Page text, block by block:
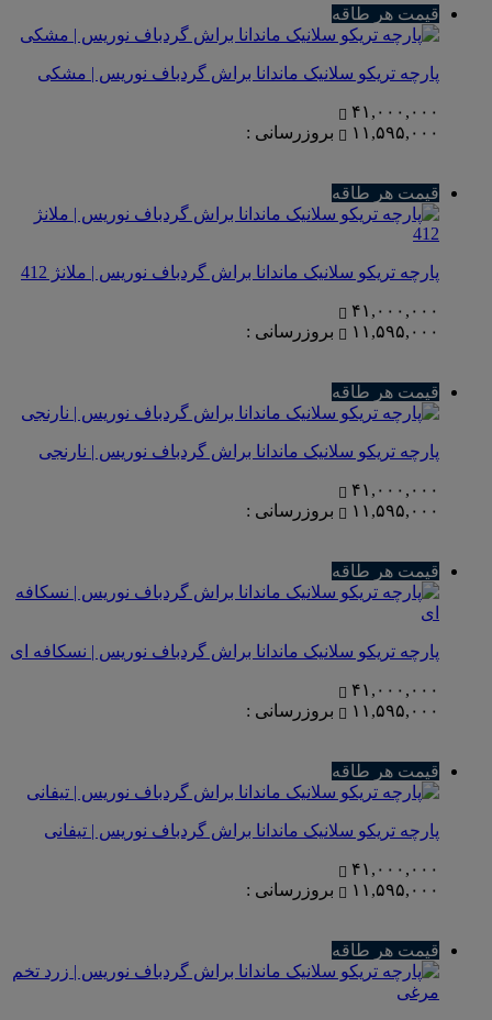
قیمت هر طاقه
پارچه تریکو سلانیک ماندانا براش گردباف نوریس | مشکی
۴۱,۰۰۰,۰۰۰
۱۱,۵۹۵,۰۰۰
بروزرسانی :
قیمت هر طاقه
پارچه تریکو سلانیک ماندانا براش گردباف نوریس | ملانژ 412
۴۱,۰۰۰,۰۰۰
۱۱,۵۹۵,۰۰۰
بروزرسانی :
قیمت هر طاقه
پارچه تریکو سلانیک ماندانا براش گردباف نوریس | نارنجی
۴۱,۰۰۰,۰۰۰
۱۱,۵۹۵,۰۰۰
بروزرسانی :
قیمت هر طاقه
پارچه تریکو سلانیک ماندانا براش گردباف نوریس | نسکافه ای
۴۱,۰۰۰,۰۰۰
۱۱,۵۹۵,۰۰۰
بروزرسانی :
قیمت هر طاقه
پارچه تریکو سلانیک ماندانا براش گردباف نوریس | تیفانی
۴۱,۰۰۰,۰۰۰
۱۱,۵۹۵,۰۰۰
بروزرسانی :
قیمت هر طاقه